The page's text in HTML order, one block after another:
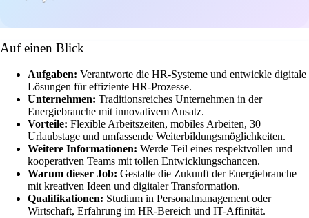
Auf einen Blick
Aufgaben: Verantworte die HR-Systeme und entwickle digitale
Lösungen für effiziente HR-Prozesse.
Unternehmen: Traditionsreiches Unternehmen in der
Energiebranche mit innovativem Ansatz.
Vorteile: Flexible Arbeitszeiten, mobiles Arbeiten, 30
Urlaubstage und umfassende Weiterbildungsmöglichkeiten.
Weitere Informationen: Werde Teil eines respektvollen und
kooperativen Teams mit tollen Entwicklungschancen.
Warum dieser Job: Gestalte die Zukunft der Energiebranche
mit kreativen Ideen und digitaler Transformation.
Qualifikationen: Studium in Personalmanagement oder
Wirtschaft, Erfahrung im HR-Bereich und IT-Affinität.